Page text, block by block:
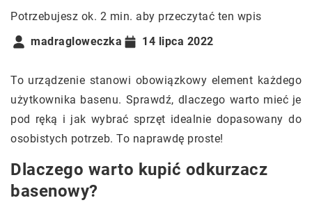
Potrzebujesz ok. 2 min. aby przeczytać ten wpis
madragloweczka
14 lipca 2022
To urządzenie stanowi obowiązkowy element każdego
użytkownika basenu. Sprawdź, dlaczego warto mieć je
pod ręką i jak wybrać sprzęt idealnie dopasowany do
osobistych potrzeb. To naprawdę proste!
Dlaczego warto kupić odkurzacz
basenowy?